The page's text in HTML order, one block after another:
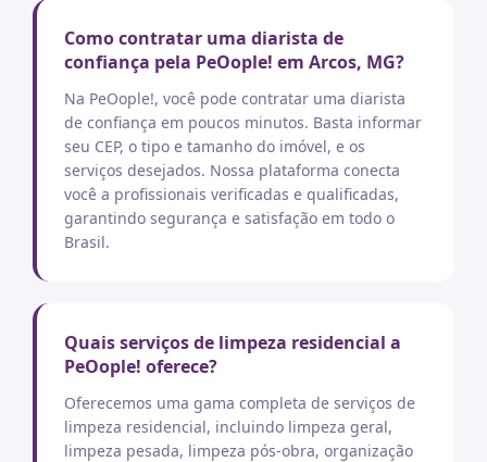
Como contratar uma diarista de
confiança pela PeOople! em Arcos, MG?
Na PeOople!, você pode contratar uma diarista
de confiança em poucos minutos. Basta informar
seu CEP, o tipo e tamanho do imóvel, e os
serviços desejados. Nossa plataforma conecta
você a profissionais verificadas e qualificadas,
garantindo segurança e satisfação em todo o
Brasil.
Quais serviços de limpeza residencial a
PeOople! oferece?
Oferecemos uma gama completa de serviços de
limpeza residencial, incluindo limpeza geral,
limpeza pesada, limpeza pós-obra, organização